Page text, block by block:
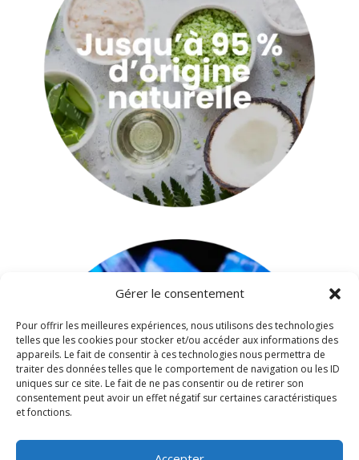
Gérer le consentement
Pour offrir les meilleures expériences, nous utilisons des technologies
telles que les cookies pour stocker et/ou accéder aux informations des
appareils. Le fait de consentir à ces technologies nous permettra de
traiter des données telles que le comportement de navigation ou les ID
uniques sur ce site. Le fait de ne pas consentir ou de retirer son
consentement peut avoir un effet négatif sur certaines caractéristiques
et fonctions.